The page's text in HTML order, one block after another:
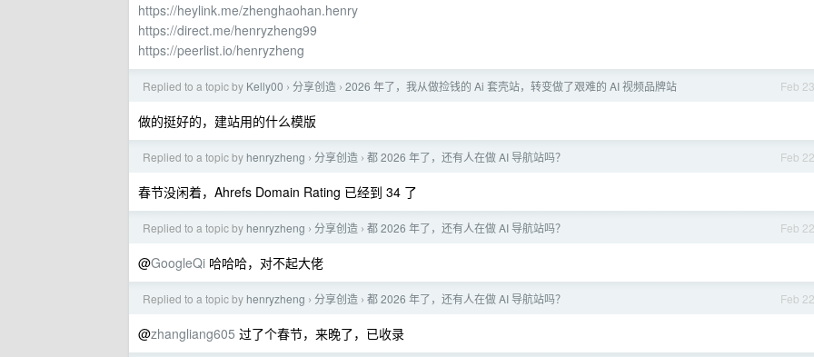
https://heylink.me/zhenghaohan.henry
https://direct.me/henryzheng99
https://peerlist.io/henryzheng
Feb 23
Replied to a topic by Kelly00 › 分享创造 › 2026 年了，我从做捡钱的 Ai 套壳站，转变做了艰难的 AI 视频品牌站
做的挺好的，建站用的什么模版
Feb 22
Replied to a topic by henryzheng › 分享创造 › 都 2026 年了，还有人在做 AI 导航站吗？
春节没闲着，Ahrefs Domain Rating 已经到 34 了
Feb 22
Replied to a topic by henryzheng › 分享创造 › 都 2026 年了，还有人在做 AI 导航站吗？
@GoogleQi 哈哈哈，对不起大佬
Feb 22
Replied to a topic by henryzheng › 分享创造 › 都 2026 年了，还有人在做 AI 导航站吗？
@zhangliang605 过了个春节，来晚了，已收录